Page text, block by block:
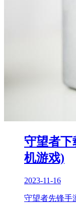
守望者
机游戏)
2023-11-16
守望者先锋手